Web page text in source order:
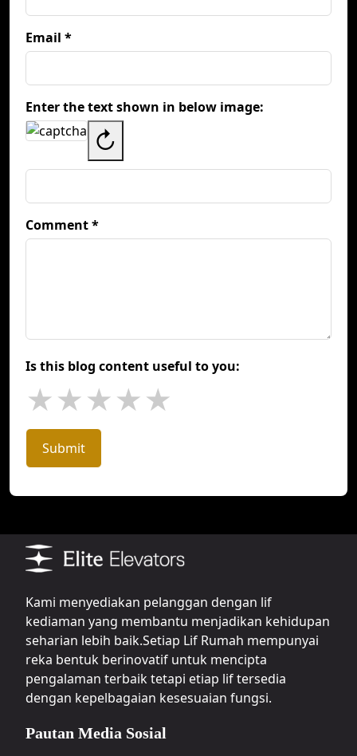
Email *
Enter the text shown in below image:
↻
Comment *
Is this blog content useful to you:
★★★★★
Submit
Kami menyediakan pelanggan dengan lif
kediaman yang membantu menjadikan kehidupan
seharian lebih baik.Setiap Lif Rumah mempunyai
reka bentuk berinovatif untuk mencipta
pengalaman terbaik tetapi etiap lif tersedia
dengan kepelbagaian kesesuaian fungsi.
Pautan Media Sosial